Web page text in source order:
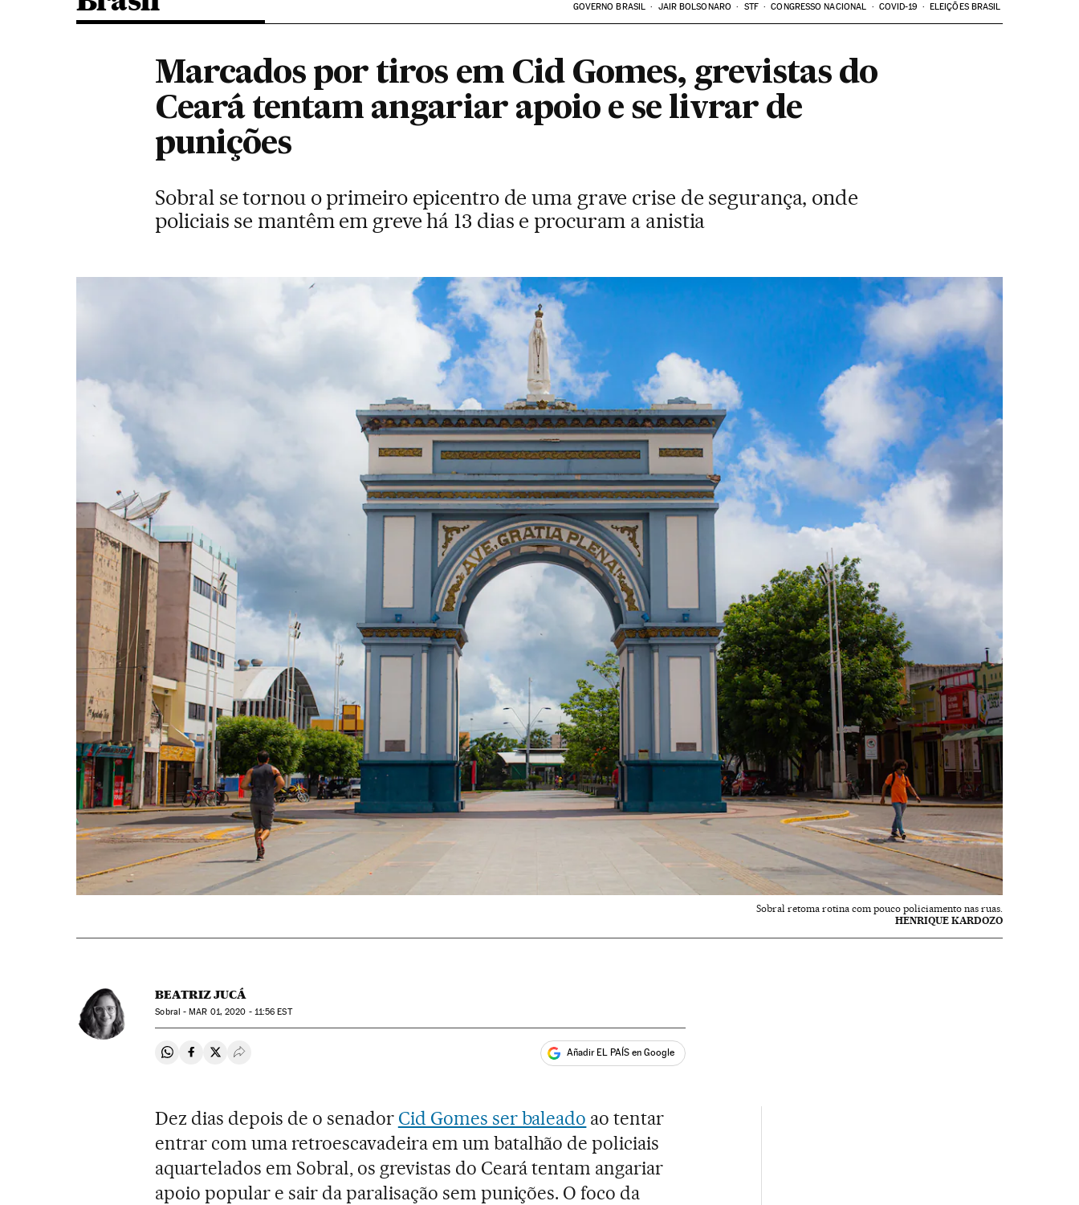
GOVERNO BRASIL JAIR BOLSONARO STF CONGRESSO NACIONAL COVID-19 ELEIÇÕES BRASIL
Marcados por tiros em Cid Gomes, grevistas do
Ceará tentam angariar apoio e se livrar de
punições
Sobral se tornou o primeiro epicentro de uma grave crise de segurança, onde
policiais se mantêm em greve há 13 dias e procuram a anistia
Sobral retoma rotina com pouco policiamento nas ruas.
HENRIQUE KARDOZO
BEATRIZ JUCÁ
Sobral -MAR 01, 2020 - 11:56 EST
Compartir en Whatsapp
Compartir en Facebook
Compartir en Twitter
Desplegar Redes Sociales Añadir EL PAÍS en Google
Dez dias depois de o senador Cid Gomes ser baleado ao tentar
entrar com uma retroescavadeira em um batalhão de policiais
aquartelados em Sobral, os grevistas do Ceará tentam angariar
apoio popular e sair da paralisação sem punições. O foco da